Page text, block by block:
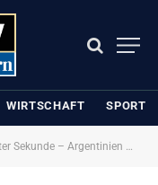
WIRTSCHAFT SPORT
– Argentinien souverän